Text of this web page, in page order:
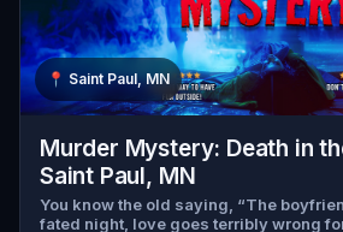
📍 Saint Paul, MN
Murder Mystery: Death in
Saint Paul, MN
You know the old saying, “The
fated night, love goes terribly wrong